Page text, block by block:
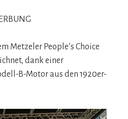
Metzeler People’s Choice
dank einer
B-Motor aus den 1920er-